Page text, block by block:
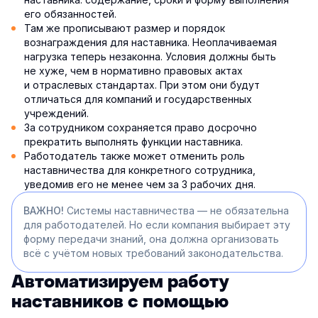
его обязанностей.
Там же прописывают размер и порядок
вознаграждения для наставника. Неоплачиваемая
нагрузка теперь незаконна. Условия должны быть
не хуже, чем в нормативно правовых актах
и отраслевых стандартах. При этом они будут
отличаться для компаний и государственных
учреждений.
За сотрудником сохраняется право досрочно
прекратить выполнять функции наставника.
Работодатель также может отменить роль
наставничества для конкретного сотрудника,
уведомив его не менее чем за 3 рабочих дня.
ВАЖНО! Системы наставничества — не обязательна
для работодателей. Но если компания выбирает эту
форму передачи знаний, она должна организовать
всё с учётом новых требований законодательства.
Автоматизируем работу
наставников с помощью